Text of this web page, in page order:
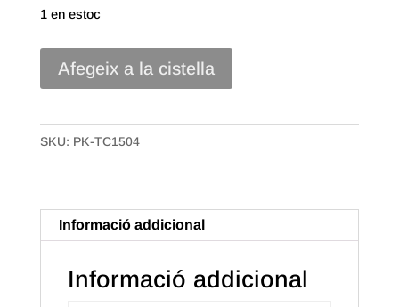
1 en estoc
quantitat
Català
Afegeix a la cistella
SKU: PK-TC1504
Informació addicional
Informació addicional